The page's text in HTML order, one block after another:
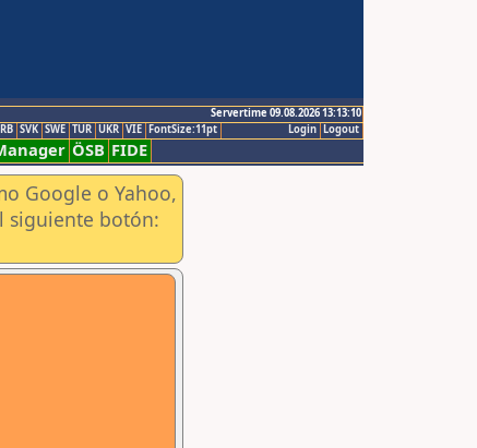
Servertime 09.08.2026 13:13:10
Logout
Login
SVK SWE TUR UKR VIE FontSize:11pt
ÖSB FIDE
Google o Yahoo,
siguiente botón: